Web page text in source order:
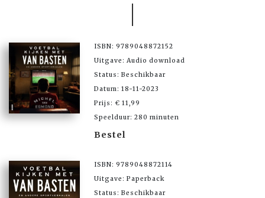
ISBN: 9789048872152
Uitgave: Audio download
Status: Beschikbaar
Datum: 18-11-2023
Prijs: € 11,99
Speelduur: 280 minuten
Bestel
ISBN: 9789048872114
Uitgave: Paperback
Status: Beschikbaar